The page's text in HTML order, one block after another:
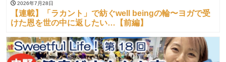
2026年7月28日
【連載】「ラカント」で紡ぐwell beingの輪〜ヨガで受
けた恩を世の中に返したい…【前編】